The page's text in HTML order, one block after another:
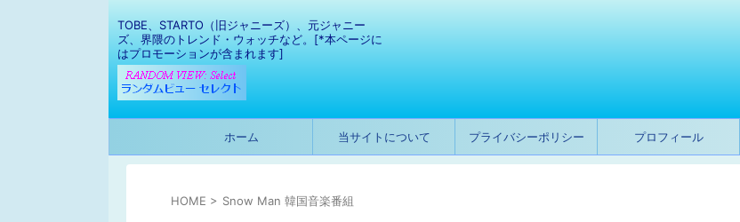
TOBE、STARTO（旧ジャニーズ）、元ジャニー
ズ、界隈のトレンド・ウォッチなど。[*本ページに
はプロモーションが含まれます]
ホーム 当サイトについて プライバシーポリシー プロフィール
HOME > Snow Man 韓国音楽番組